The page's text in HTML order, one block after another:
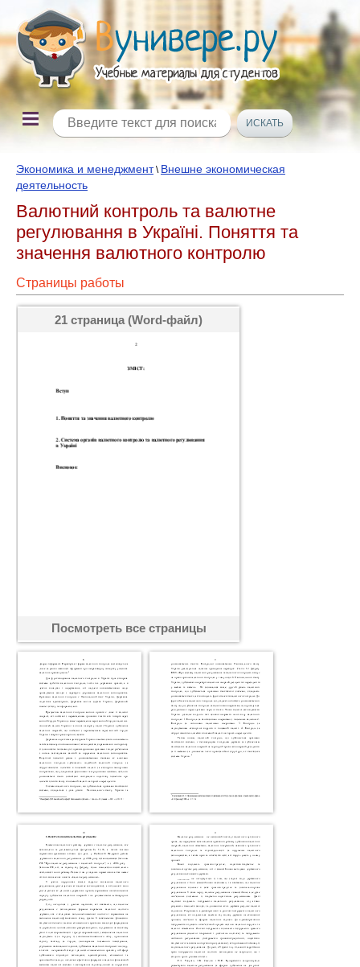
Экономика и менеджмент\ Внешне экономическая
деятельность
Валютний контроль та валютне
регулювання в Україні. Поняття та
значення валютного контролю
Страницы работы
21 страница (Word-файл)
Посмотреть все страницы